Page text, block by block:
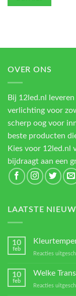
OVER ONS
Bij 12led.nl
verlichting voor
scherp oog voor
beste producten
Kies voor 12led.nl
bijdraagt aan een
LAATSTE
10
feb
Reacties
10
feb
Welke
Reacties